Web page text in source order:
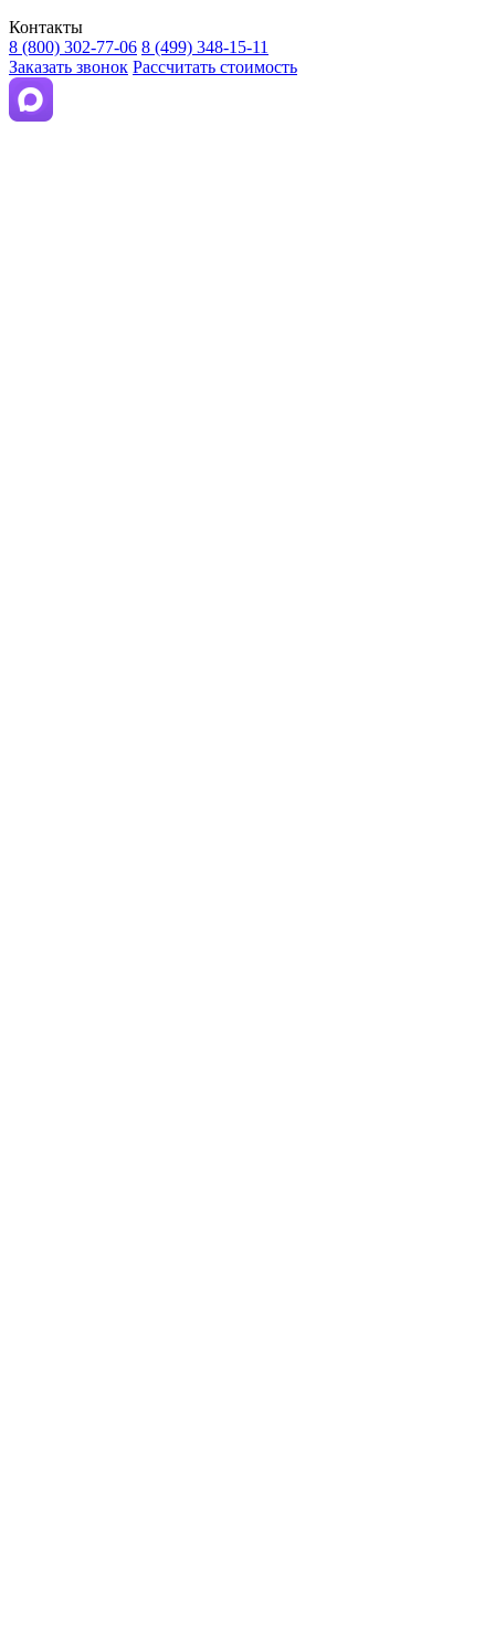
Контакты
8 (800) 302-77-06 8 (499) 348-15-11
Заказать звонок Рассчитать стоимость